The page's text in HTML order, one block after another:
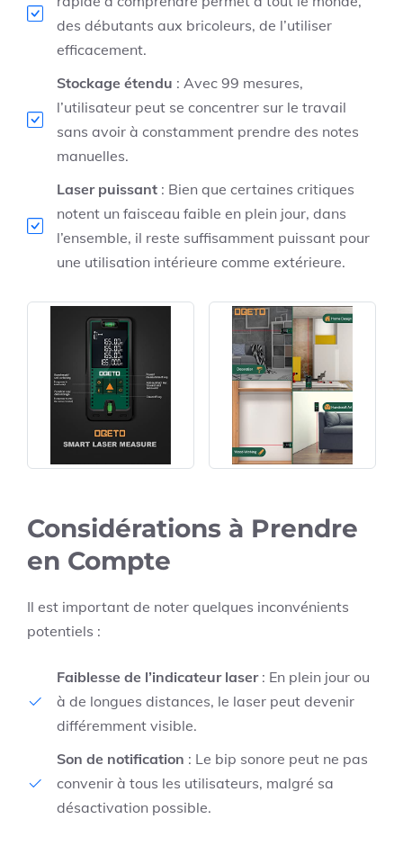
des débutants aux bricoleurs, de l’utiliser
efficacement.
Stockage étendu : Avec 99 mesures,
l’utilisateur peut se concentrer sur le travail
sans avoir à constamment prendre des notes
manuelles.
Laser puissant : Bien que certaines critiques
notent un faisceau faible en plein jour, dans
l’ensemble, il reste suffisamment puissant pour
une utilisation intérieure comme extérieure.
Considérations à Prendre
en Compte
Il est important de noter quelques inconvénients
potentiels :
Faiblesse de l’indicateur laser: En plein jour ou
à de longues distances, le laser peut devenir
différemment visible.
Son de notification : Le bip sonore peut ne pas
convenir à tous les utilisateurs, malgré sa
désactivation possible.